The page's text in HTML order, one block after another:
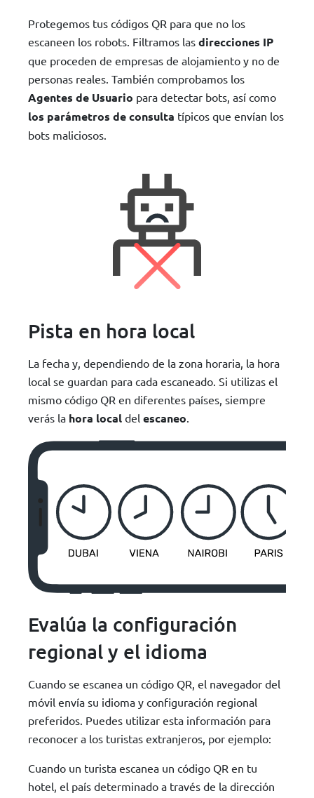
Protegemos tus códigos QR para que no los
escaneen los robots. Filtramos las direcciones IP
que proceden de empresas de alojamiento y no de
personas reales. También comprobamos los
Agentes de Usuario para detectar bots, así como
los parámetros de consulta típicos que envían los
bots maliciosos.
Pista en hora local
La fecha y, dependiendo de la zona horaria, la hora
local se guardan para cada escaneado. Si utilizas el
mismo código QR en diferentes países, siempre
verás la hora local del escaneo.
Evalúa la configuración
regional y el idioma
Cuando se escanea un código QR, el navegador del
móvil envía su idioma y configuración regional
preferidos. Puedes utilizar esta información para
reconocer a los turistas extranjeros, por ejemplo:
Cuando un turista escanea un código QR en tu
hotel, el país determinado a través de la dirección